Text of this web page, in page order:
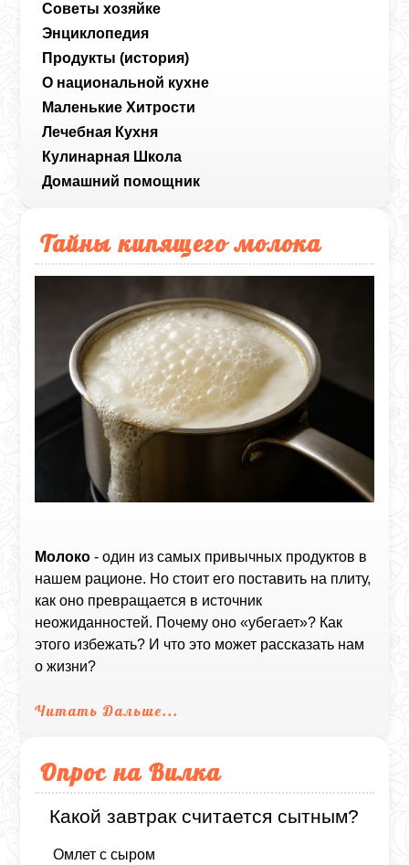
Советы хозяйке
Энциклопедия
Продукты (история)
О национальной кухне
Маленькие Хитрости
Лечебная Кухня
Кулинарная Школа
Домашний помощник
Тайны кипящего молока
Молоко - один из самых привычных продуктов в
нашем рационе. Но стоит его поставить на плиту,
как оно превращается в источник
неожиданностей. Почему оно «убегает»? Как
этого избежать? И что это может рассказать нам
о жизни?
Читать Дальше...
Опрос на Вилка
Какой завтрак считается сытным?
Омлет с сыром